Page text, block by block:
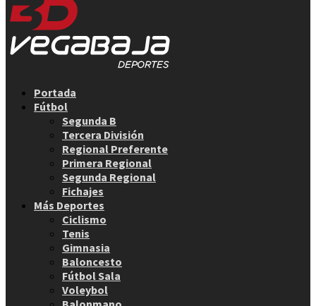
Portada
Fútbol
Segunda B
Tercera División
Regional Preferente
Primera Regional
Segunda Regional
Fichajes
Más Deportes
Ciclismo
Tenis
Gimnasia
Baloncesto
Fútbol Sala
Voleybol